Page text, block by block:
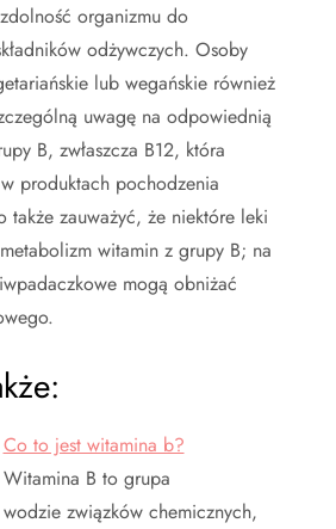
organizmu do
odżywczych. Osoby
lub wegańskie również
uwagę na odpowiednią
B, zwłaszcza B12, która
produktach pochodzenia
także zauważyć, że niektóre leki
witamin z grupy B; na
mogą obniżać
Co to jest witamina b?
Witamina B to grupa
związków chemicznych,